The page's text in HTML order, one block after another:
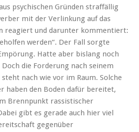
psychischen Gründen straffällig
mit der Verlinkung auf das
reagiert und darunter kommentiert:
werden“. Der Fall sorgte
Hatte aber bislang noch
Doch die Forderung nach seinem
nach wie vor im Raum. Solche
haben den Boden dafür bereitet,
Brennpunkt rassistischer
gibt es gerade auch hier viel
gegenüber